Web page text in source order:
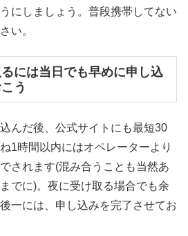
にしましょう。普段携帯してない
い。
には当日でも早めに申し込
う
んだ後、公式サイトにも最短30
1時間以内にはオペレーターより
されます(混み合うことも当然あ
でに)。夜に受け取る場合でも余
一には、申し込みを完了させてお